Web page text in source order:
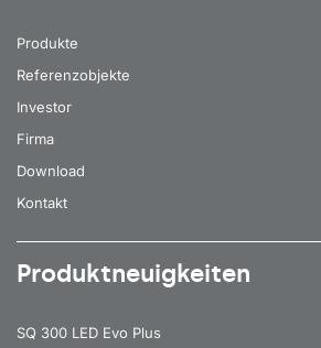
Produkte
Referenzobjekte
Investor
Firma
Download
Kontakt
Produktneuigkeiten
SQ 300 LED Evo Plus